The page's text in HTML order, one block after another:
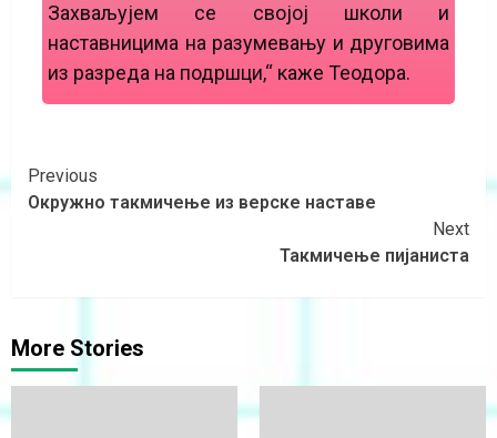
Захваљујем се својој школи и
наставницима на разумевању и друговима
из разреда на подршци,“ каже Теодора.
Previous
Окружно такмичење из верске наставе
Next
Такмичење пијаниста
More Stories